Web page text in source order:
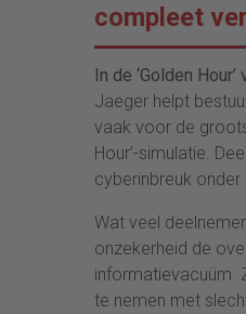
compleet
In de ‘Golden
Jaeger helpt
vaak voor de
Hour’-simulatie.
cyberinbreuk onder
Wat veel
onzekerheid de
informatievacuüm.
te nemen met